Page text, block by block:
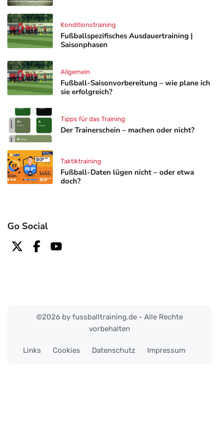
Fußballspezifisches Ausdauertraining |
Saisonphasen
Konditionstraining
Fußball-Saisonvorbereitung – wie plane ich
sie erfolgreich?
Allgemein
Der Trainerschein – machen oder nicht?
Tipps für das Training
Fußball-Daten lügen nicht – oder etwa
doch?
Taktiktraining
Go Social
©2026 by fussballtraining.de - Alle Rechte
vorbehalten
Links Cookies Datenschutz Impressum